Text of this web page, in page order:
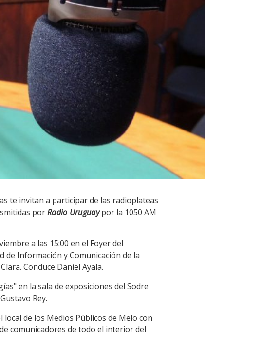
te invitan a participar de las radioplateas
porRadio Uruguaypor la 1050 AM
a las 15:00 en el Foyer del
de Información y Comunicación de la
Conduce Daniel Ayala.
en la sala de exposiciones del Sodre
Rey.
de los Medios Públicos de Melo con
comunicadores de todo el interior del